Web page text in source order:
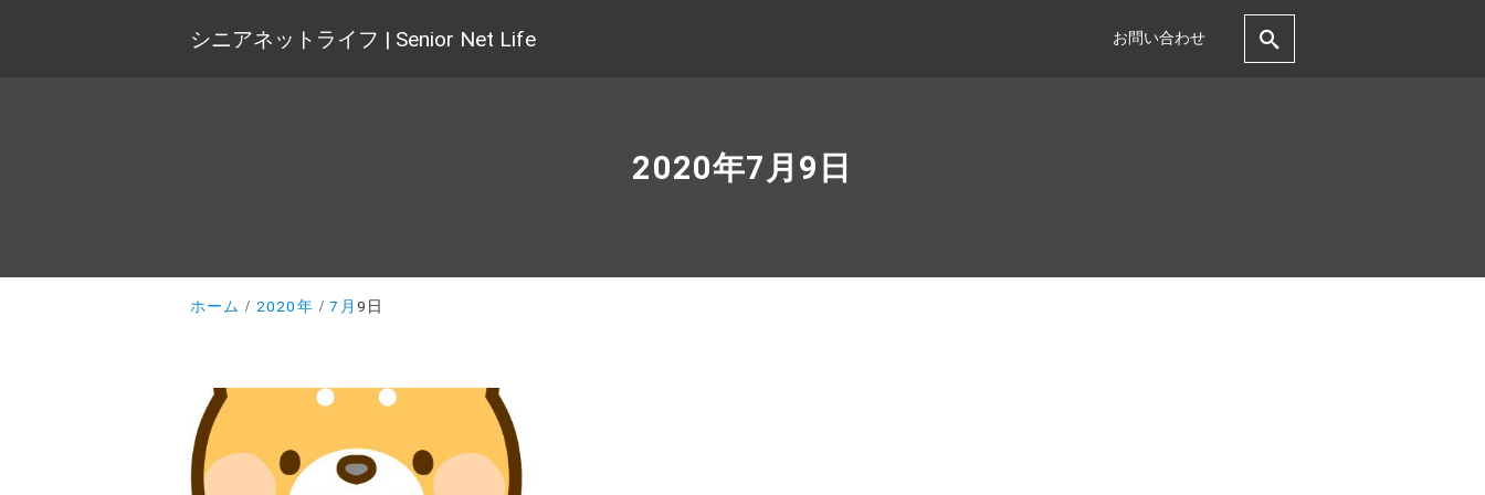
シニアネットライフ | Senior Net Life お問い合わせ
2020年7月9日
ホーム 2020年 7月 9日